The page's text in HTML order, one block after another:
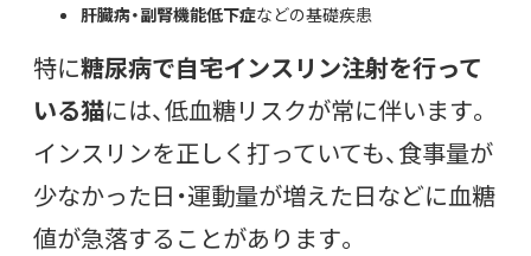
肝臓病・副腎機能低下症などの基礎疾患
特に糖尿病で自宅インスリン注射を行って
いる猫には、低血糖リスクが常に伴います。
インスリンを正しく打っていても、食事量が
少なかった日・運動量が増えた日などに血糖
値が急落することがあります。